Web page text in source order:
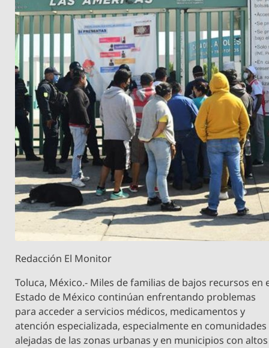
Redacción El Monitor
Toluca, México.- Miles de familias de bajos recursos en
Estado de México continúan enfrentando problemas
para acceder a servicios médicos, medicamentos y
atención especializada, especialmente en comunidades
alejadas de las zonas urbanas y en municipios con altos